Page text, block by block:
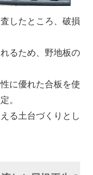
したところ、破損
るため、野地板の
に優れた合板を使
。
る土台づくりとし